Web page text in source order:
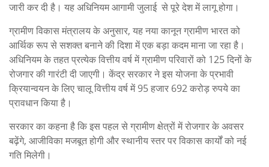
जारी कर दी है। यह अधिनियम आगामी जुलाई से पूरे देश में लागू होगा।
ग्रामीण विकास मंत्रालय के अनुसार, यह नया कानून ग्रामीण भारत को
आर्थिक रूप से सशक्त बनाने की दिशा में एक बड़ा कदम माना जा रहा है।
अधिनियम के तहत प्रत्येक वित्तीय वर्ष में ग्रामीण परिवारों को 125 दिनों के
रोजगार की गारंटी दी जाएगी। केंद्र सरकार ने इस योजना के प्रभावी
क्रियान्वयन के लिए चालू वित्तीय वर्ष में 95 हजार 692 करोड़ रुपये का
प्रावधान किया है।
सरकार का कहना है कि इस पहल से ग्रामीण क्षेत्रों में रोजगार के अवसर
बढ़ेंगे, आजीविका मजबूत होगी और स्थानीय स्तर पर विकास कार्यों को नई
गति मिलेगी।